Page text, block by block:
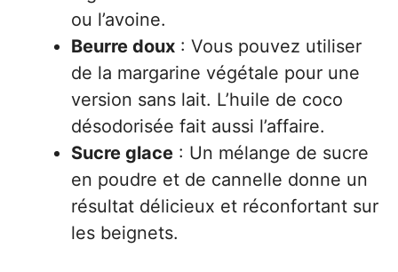
ou l’avoine.
Beurre doux : Vous pouvez utiliser
de la margarine végétale pour une
version sans lait. L’huile de coco
désodorisée fait aussi l’affaire.
Sucre glace : Un mélange de sucre
en poudre et de cannelle donne un
résultat délicieux et réconfortant sur
les beignets.